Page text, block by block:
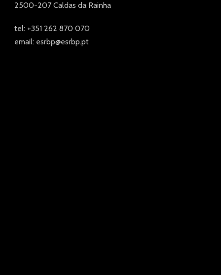
2500-207 Caldas da Rainha
tel: +351 262 870 070
email: esrbp@esrbp.pt